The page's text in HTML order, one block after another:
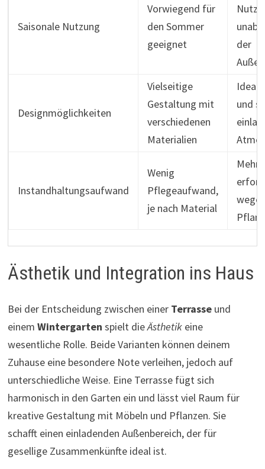
Saisonale Nutzung
Vorwiegend für
den Sommer
geeignet
der
Designmöglichkeiten
Vielseitige
Gestaltung mit
verschiedenen
Materialien
Ideal
und
Instandhaltungsaufwand
Wenig
Pflegeaufwand,
je nach Material
Mehr
Ästhetik und Integration ins Haus
Bei der Entscheidung zwischen einer Terrasseund
einem Wintergarten spielt dieÄsthetikeine
wesentliche Rolle. Beide Varianten können deinem
Zuhause eine besondere Note verleihen, jedoch auf
unterschiedliche Weise. Eine Terrasse fügt sich
harmonisch in den Garten ein und lässt viel Raum für
kreative Gestaltung mit Möbeln und Pflanzen. Sie
schafft einen einladenden Außenbereich, der für
gesellige Zusammenkünfte ideal ist.